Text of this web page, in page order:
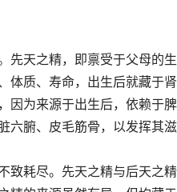
先天之精，即禀受于父母的
质、寿命，出生后就藏于肾
因为来源于出生后，依赖于
六腑、皮毛筋骨，以发挥其
致耗尽。先天之精与后天之